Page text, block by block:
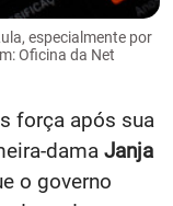
especialmente por
Oficina da Net
força após sua
dama Janja
o governo